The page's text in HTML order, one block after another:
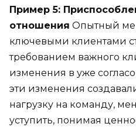
Пример 5:
отношения Опытный
ключевыми клиентами
требованием важного
изменения в уже
эти изменения
нагрузку на команду,
уступить, понимая